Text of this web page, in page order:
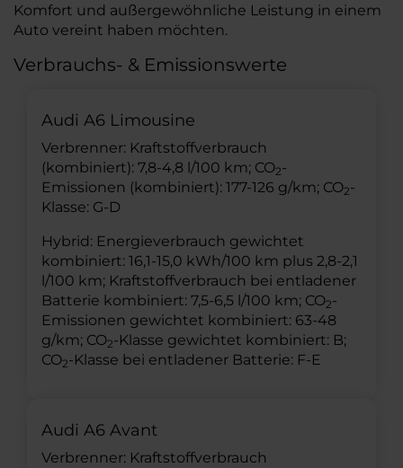
Komfort und außergewöhnliche Leistung in einem
Auto vereint haben möchten.
Verbrauchs- & Emissionswerte
Audi A6 Limousine
Verbrenner: Kraftstoffverbrauch
(kombiniert): 7,8-4,8 l/100 km; CO2-
Emissionen (kombiniert): 177-126 g/km; CO2-
Klasse: G-D
Hybrid: Energieverbrauch gewichtet
kombiniert: 16,1-15,0 kWh/100 km plus 2,8-2,1
l/100 km; Kraftstoffverbrauch bei entladener
Batterie kombiniert: 7,5-6,5 l/100 km; CO2-
Emissionen gewichtet kombiniert: 63-48
g/km; CO2-Klasse gewichtet kombiniert: B;
CO2-Klasse bei entladener Batterie: F-E
Audi A6 Avant
Verbrenner: Kraftstoffverbrauch